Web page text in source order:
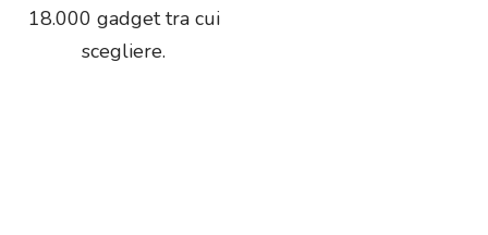
18.000 gadget tra cui
scegliere.